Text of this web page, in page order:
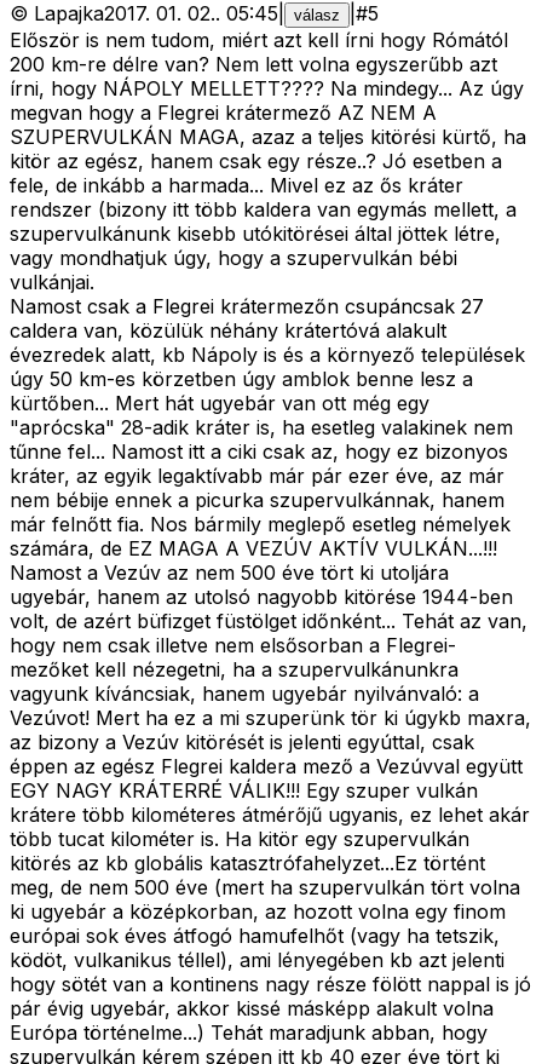
© Lapajka2017. 01. 02.. 05:45 válasz #5
Először is nem tudom, miért azt kell írni hogy Rómától
200 km-re délre van? Nem lett volna egyszerűbb azt
írni, hogy NÁPOLY MELLETT???? Na mindegy... Az úgy
megvan hogy a Flegrei krátermező AZ NEM A
SZUPERVULKÁN MAGA, azaz a teljes kitörési kürtő, ha
kitör az egész, hanem csak egy része..? Jó esetben a
fele, de inkább a harmada... Mivel ez az ős kráter
rendszer (bizony itt több kaldera van egymás mellett, a
szupervulkánunk kisebb utókitörései által jöttek létre,
vagy mondhatjuk úgy, hogy a szupervulkán bébi
vulkánjai.
Namost csak a Flegrei krátermezőn csupáncsak 27
caldera van, közülük néhány krátertóvá alakult
évezredek alatt, kb Nápoly is és a környező települések
úgy 50 km-es körzetben úgy amblok benne lesz a
kürtőben... Mert hát ugyebár van ott még egy
"aprócska" 28-adik kráter is, ha esetleg valakinek nem
tűnne fel... Namost itt a ciki csak az, hogy ez bizonyos
kráter, az egyik legaktívabb már pár ezer éve, az már
nem bébije ennek a picurka szupervulkánnak, hanem
már felnőtt fia. Nos bármily meglepő esetleg némelyek
számára, de EZ MAGA A VEZÚV AKTÍV VULKÁN...!!!
Namost a Vezúv az nem 500 éve tört ki utoljára
ugyebár, hanem az utolsó nagyobb kitörése 1944-ben
volt, de azért büfizget füstölget időnként... Tehát az van,
hogy nem csak illetve nem elsősorban a Flegrei-
mezőket kell nézegetni, ha a szupervulkánunkra
vagyunk kíváncsiak, hanem ugyebár nyilvánvaló: a
Vezúvot! Mert ha ez a mi szuperünk tör ki úgykb maxra,
az bizony a Vezúv kitörését is jelenti egyúttal, csak
éppen az egész Flegrei kaldera mező a Vezúvval együtt
EGY NAGY KRÁTERRÉ VÁLIK!!! Egy szuper vulkán
krátere több kilométeres átmérőjű ugyanis, ez lehet akár
több tucat kilométer is. Ha kitör egy szupervulkán
kitörés az kb globális katasztrófahelyzet...Ez történt
meg, de nem 500 éve (mert ha szupervulkán tört volna
ki ugyebár a középkorban, az hozott volna egy finom
európai sok éves átfogó hamufelhőt (vagy ha tetszik,
ködöt, vulkanikus téllel), ami lényegében kb azt jelenti
hogy sötét van a kontinens nagy része fölött nappal is jó
pár évig ugyebár, akkor kissé másképp alakult volna
Európa történelme...) Tehát maradjunk abban, hogy
szupervulkán kérem szépen itt kb 40 ezer éve tört ki